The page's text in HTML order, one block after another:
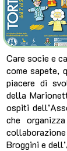
Care socie e
come sapete,
piacere di
della
ospiti
che
Broggini e